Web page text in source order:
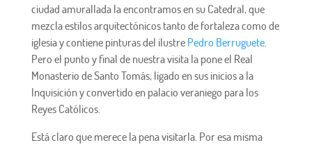
ciudad amurallada la encontramos en su Catedral, que
mezcla estilos arquitectónicos tanto de fortaleza como de
iglesia y contiene pinturas del ilustre Pedro Berruguete.
Pero el punto y final de nuestra visita la pone el Real
Monasterio de Santo Tomás, ligado en sus inicios a la
Inquisición y convertido en palacio veraniego para los
Reyes Católicos.
Está claro que merece la pena visitarla. Por esa misma